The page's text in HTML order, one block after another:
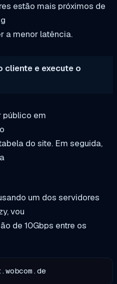
estão mais próximos de
a menor latência.
cliente e execute o
público em
do site. Em seguida,
um dos servidores
vou
de 10Gbps entre os